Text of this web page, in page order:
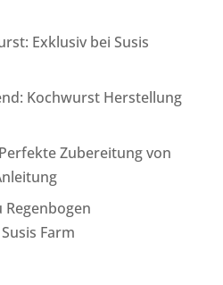
Exklusiv bei Susis
Kochwurst Herstellung
Perfekte Zubereitung von
Regenbogen
Farm